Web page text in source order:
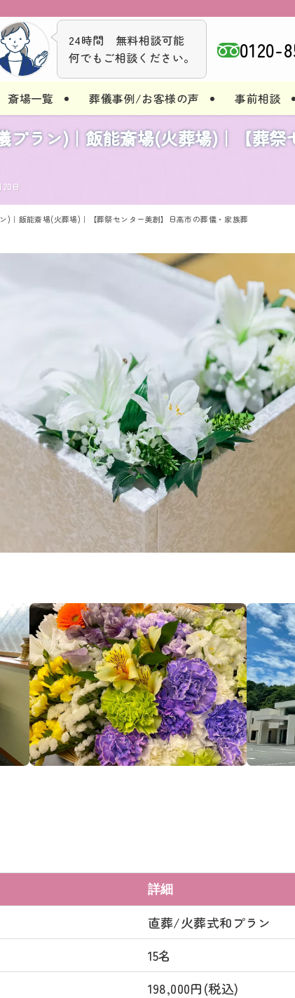
斎場一覧 葬儀事例/お客様の声 事前相談
24時間 無料相談可能
何でもご相談ください。
0120-
プラン)｜飯能斎場(火葬場)｜【葬
20日
)｜飯能斎場(火葬場)｜【葬祭センター美創】日高市の葬儀・家族葬
詳細
直葬/火葬式和プラン
15名
198,000円(税込)